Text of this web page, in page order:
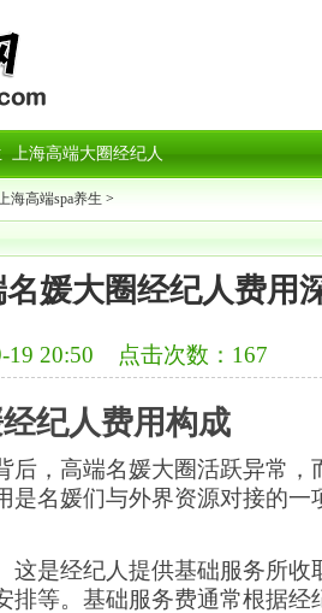
上海高端大圈经纪人
海高端spa养生 >
媛大圈经纪人费用
19 20:50 点击次数：167
纪人费用构成
后，高端名媛大圈活跃异常，
是名媛们与外界资源对接的一
这是经纪人提供基础服务所收
排等。基础服务费通常根据经